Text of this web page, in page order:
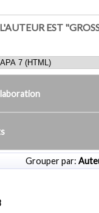
EST
Grouper par: